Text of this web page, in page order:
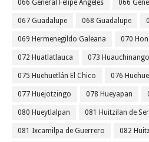
066 General Felipe Angeles 066
067 Guadalupe 068 Guadalupe
069 Hermenegildo Galeana 070
072 Huatlatlauca 073 Huauchinango
075 Huehuetlán El Chico 076
077 Huejotzingo 078 Hueyapan
080 Hueytlalpan 081 Huitzilan de
081 Ixcamilpa de Guerrero 082